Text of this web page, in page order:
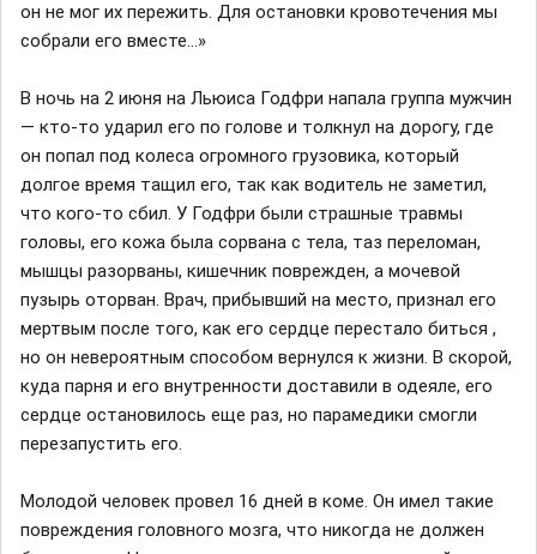
он не мог их пережить. Для остановки кровотечения мы
собрали его вместе...»
В ночь на 2 июня на Льюиса Годфри напала группа мужчин
— кто-то ударил его по голове и толкнул на дорогу, где
он попал под колеса огромного грузовика, который
долгое время тащил его, так как водитель не заметил,
что кого-то сбил. У Годфри были страшные травмы
головы, его кожа была сорвана с тела, таз переломан,
мышцы разорваны, кишечник поврежден, а мочевой
пузырь оторван. Врач, прибывший на место, признал его
мертвым после того, как его сердце перестало биться ,
но он невероятным способом вернулся к жизни. В скорой,
куда парня и его внутренности доставили в одеяле, его
сердце остановилось еще раз, но парамедики смогли
перезапустить его.
Молодой человек провел 16 дней в коме. Он имел такие
повреждения головного мозга, что никогда не должен